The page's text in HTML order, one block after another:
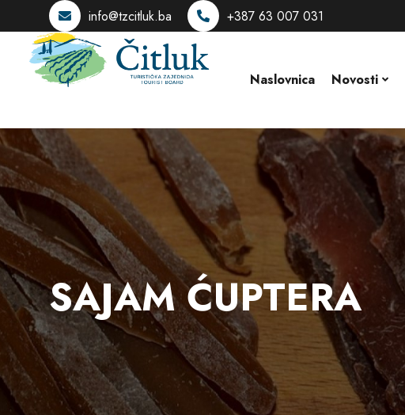
info@tzcitluk.ba +387 63 007 031
Naslovnica Novosti
SAJAM ĆUPTERA